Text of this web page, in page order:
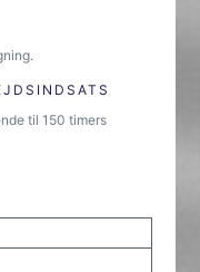
til 150 timers